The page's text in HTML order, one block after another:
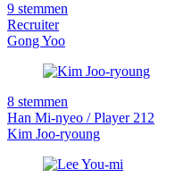
9 stemmen
Recruiter
Gong Yoo
8 stemmen
Han Mi-nyeo / Player 212
Kim Joo-ryoung